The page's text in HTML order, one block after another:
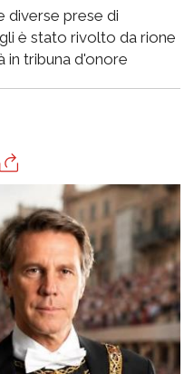
diverse prese di
è stato rivolto da rione
in tribuna d'onore